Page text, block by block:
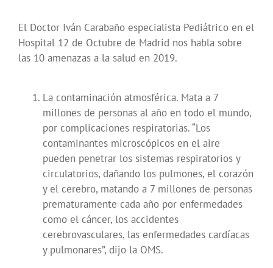
El Doctor Iván Carabaño especialista Pediátrico en el
Hospital 12 de Octubre de Madrid nos habla sobre
las 10 amenazas a la salud en 2019.
La contaminación atmosférica. Mata a 7
millones de personas al año en todo el mundo,
por complicaciones respiratorias. “Los
contaminantes microscópicos en el aire
pueden penetrar los sistemas respiratorios y
circulatorios, dañando los pulmones, el corazón
y el cerebro, matando a 7 millones de personas
prematuramente cada año por enfermedades
como el cáncer, los accidentes
cerebrovasculares, las enfermedades cardíacas
y pulmonares”, dijo la OMS.